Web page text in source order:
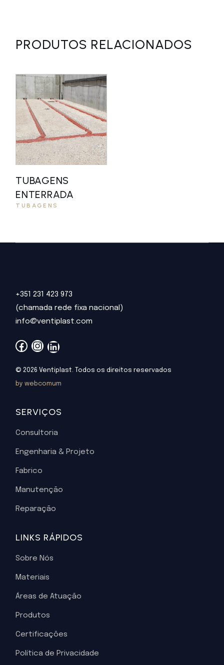
PRODUTOS RELACIONADOS
TUBAGENS
ENTERRADA
TUBAGENS
+351 231 423 973
(chamada rede fixa nacional)
info@ventiplast.com
Facebook
Instagram
LinkedIn
© 2026 Ventiplast. Todos os direitos reservados
by webcomum
SERVIÇOS
Consultoria
Engenharia & Projeto
Fabrico
Manutenção
Reparação
LINKS RÁPIDOS
Sobre Nós
Materiais
Áreas de Atuação
Produtos
Certificações
Política de Privacidade